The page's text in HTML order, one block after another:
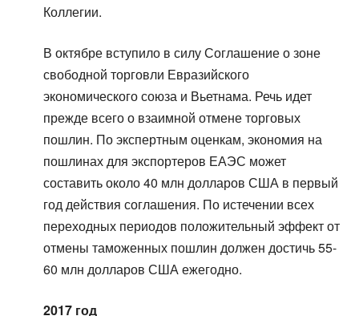
Коллегии.
В октябре вступило в силу Соглашение о зоне
свободной торговли Евразийского
экономического союза и Вьетнама. Речь идет
прежде всего о взаимной отмене торговых
пошлин. По экспертным оценкам, экономия на
пошлинах для экспортеров ЕАЭС может
составить около 40 млн долларов США в первый
год действия соглашения. По истечении всех
переходных периодов положительный эффект от
отмены таможенных пошлин должен достичь 55-
60 млн долларов США ежегодно.
2017 год